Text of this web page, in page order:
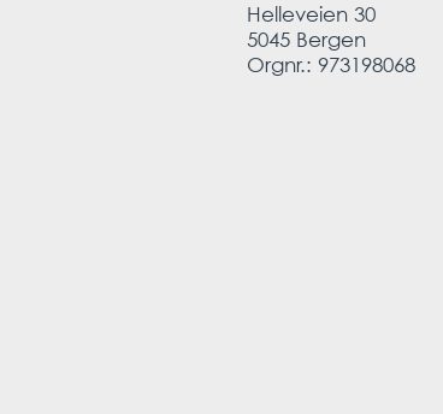
Helleveien 30
5045 Bergen
Orgnr.: 973198068